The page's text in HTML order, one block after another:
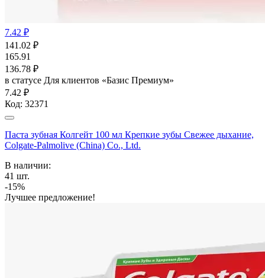
7.42 ₽
141.02 ₽
165.91
136.78 ₽
в статусе Для клиентов «Базис Премиум»
7.42 ₽
Код: 32371
Паста зубная Колгейт 100 мл Крепкие зубы Свежее дыхание,
Colgate-Palmolive (China) Co., Ltd.
В наличии:
41 шт.
-15%
Лучшее предложение!